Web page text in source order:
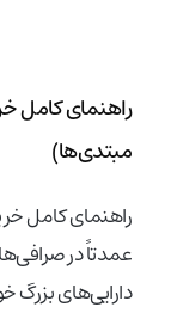
مبتدی‌ها)
راهنمای کامل
عمدتاً در
دارایی‌های بزرگ